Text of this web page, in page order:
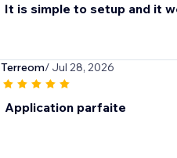
It is simple to setup and it
Terreom/ Jul 28, 2026
Application parfaite